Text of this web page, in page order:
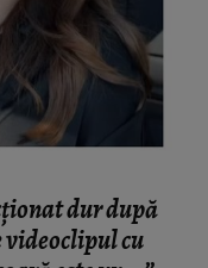
dur după
cu